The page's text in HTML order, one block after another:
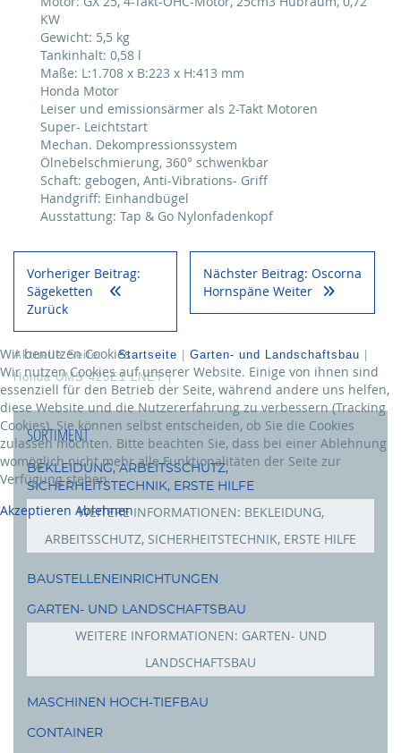
KW
Gewicht: 5,5 kg
Tankinhalt: 0,58 l
Maße: L:1.708 x B:223 x H:413 mm
Honda Motor
Leiser und emissionsärmer als 2-Takt Motoren
Super- Leichtstart
Mechan. Dekompressionssystem
Ölnebelschmierung, 360° schwenkbar
Schaft: gebogen, Anti-Vibrations- Griff
Handgriff: Einhandbügel
Ausstattung: Tap & Go Nylonfadenkopf
Vorheriger Beitrag:
Sägeketten
Zurück
Nächster Beitrag: Oscorna
Hornspäne Weiter
Aktuelle Seite: Startseite
Garten- und Landschaftsbau
Honda UMS 425E1 LNET
SORTIMENT
BEKLEIDUNG, ARBEITSSCHUTZ,
SICHERHEITSTECHNIK, ERSTE HILFE
WEITERE INFORMATIONEN: BEKLEIDUNG,
ARBEITSSCHUTZ, SICHERHEITSTECHNIK, ERSTE HILFE
Arbeitsschutz
BAUSTELLENEINRICHTUNGEN
GARTEN- UND LANDSCHAFTSBAU
WEITERE INFORMATIONEN: GARTEN- UND
LANDSCHAFTSBAU
MASCHINEN HOCH-TIEFBAU
CONTAINER
Wir benutzen Cookies
Wir nutzen Cookies auf unserer Website. Einige von ihnen sind
essenziell für den Betrieb der Seite, während andere uns helfen,
diese Website und die Nutzererfahrung zu verbessern (Tracking
Cookies). Sie können selbst entscheiden, ob Sie die Cookies
zulassen möchten. Bitte beachten Sie, dass bei einer Ablehnung
womöglich nicht mehr alle Funktionalitäten der Seite zur
Verfügung stehen.
Akzeptieren Ablehnen